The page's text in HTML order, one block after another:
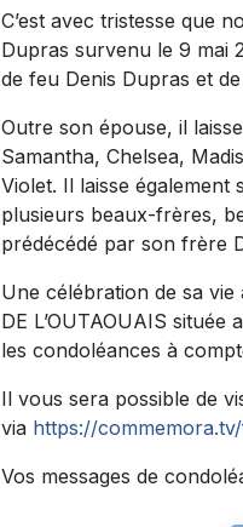
C’est avec tristesse que
Dupras survenu le 9 mai
de feu Denis Dupras et
Outre son épouse, il
Samantha, Chelsea,
Violet. Il laisse également
plusieurs beaux-frères,
prédécédé par son frère
Une célébration de sa vie
DE L’OUTAOUAIS
les condoléances à
Il vous sera possible de
via https://
Vos messages de